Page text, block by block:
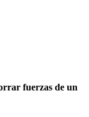
fuerzas de un